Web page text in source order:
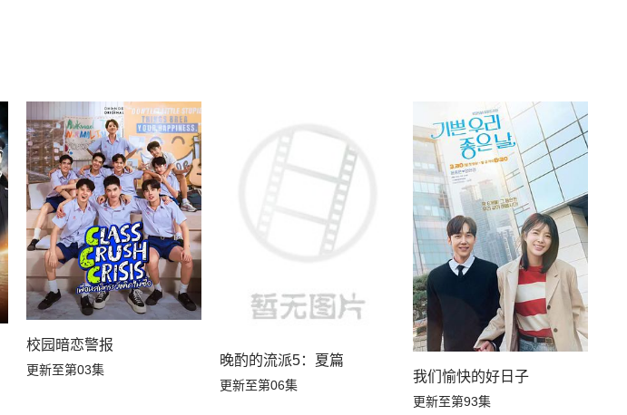
校园暗恋警报
更新至第03集
晚酌的流派5：夏篇
更新至第06集
我们愉快的好日子
更新至第93集